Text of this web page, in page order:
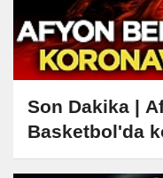
Son Dakika |
Basketbol'da